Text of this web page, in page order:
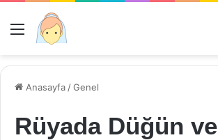
Menü
Anasayfa /Genel
Rüyada Düğün ve